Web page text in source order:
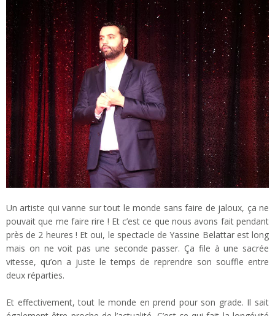
Un artiste qui vanne sur tout le monde sans faire de jaloux, ça ne
pouvait que me faire rire ! Et c’est ce que nous avons fait pendant
près de 2 heures ! Et oui, le spectacle de Yassine Belattar est long
mais on ne voit pas une seconde passer. Ça file à une sacrée
vitesse, qu’on a juste le temps de reprendre son souffle entre
deux réparties.
Et effectivement, tout le monde en prend pour son grade. Il sait